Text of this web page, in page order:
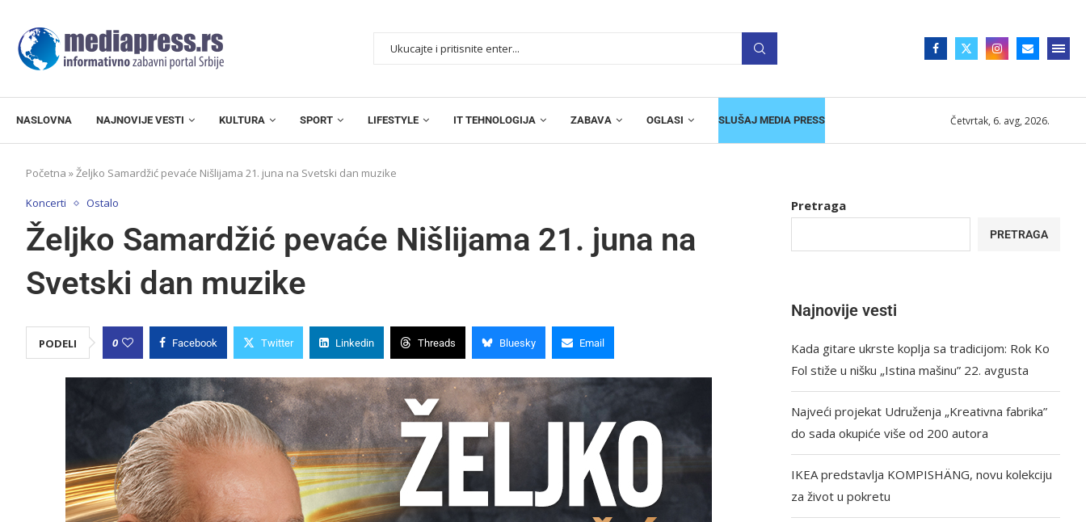
NASLOVNA NAJNOVIJE VESTI KULTURA SPORT LIFESTYLE IT TEHNOLOGIJA ZABAVA OGLASI SLUŠAJ MEDIA PRESS Četvrtak, 6. avg, 2026.
Početna »Željko Samardžić pevaće Nišlijama 21. juna na Svetski dan muzike
Koncerti Ostalo
Željko Samardžić pevaće Nišlijama 21. juna na
Svetski dan muzike
PODELI 0 Facebook Twitter Linkedin Threads Bluesky Email
Pretraga
PRETRAGA
Najnovije vesti
Kada gitare ukrste koplja sa tradicijom: Rok Ko
Fol stiže u nišku „Istina mašinu” 22. avgusta
Najveći projekat Udruženja „Kreativna fabrika”
do sada okupiće više od 200 autora
IKEA predstavlja KOMPISHÄNG, novu kolekciju
za život u pokretu